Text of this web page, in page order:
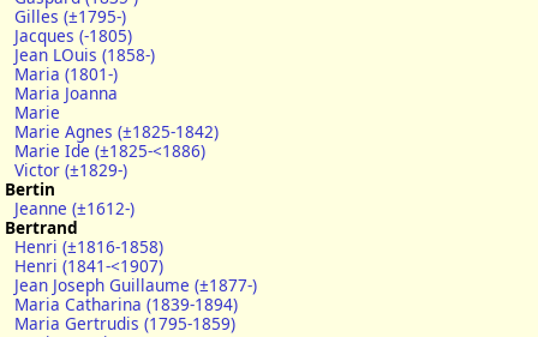
Gilles (±1795-)
Jacques (-1805)
Jean LOuis (1858-)
Maria (1801-)
Maria Joanna
Marie
Marie Agnes (±1825-1842)
Marie Ide (±1825-<1886)
Victor (±1829-)
Bertin
Jeanne (±1612-)
Bertrand
Henri (±1816-1858)
Henri (1841-<1907)
Jean Joseph Guillaume (±1877-)
Maria Catharina (1839-1894)
Maria Gertrudis (1795-1859)